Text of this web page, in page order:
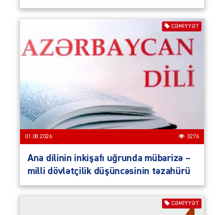
CƏMIYYƏT
01.08.2026 3276
Ana dilinin inkişafı uğrunda mübarizə –
milli dövlətçilik düşüncəsinin təzahürü
CƏMIYYƏT